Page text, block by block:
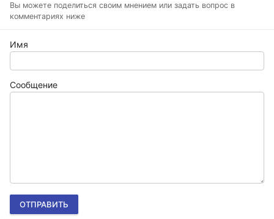
Вы можете поделиться своим мнением или задать вопрос в
комментариях ниже
Имя
Сообщение
ОТПРАВИТЬ